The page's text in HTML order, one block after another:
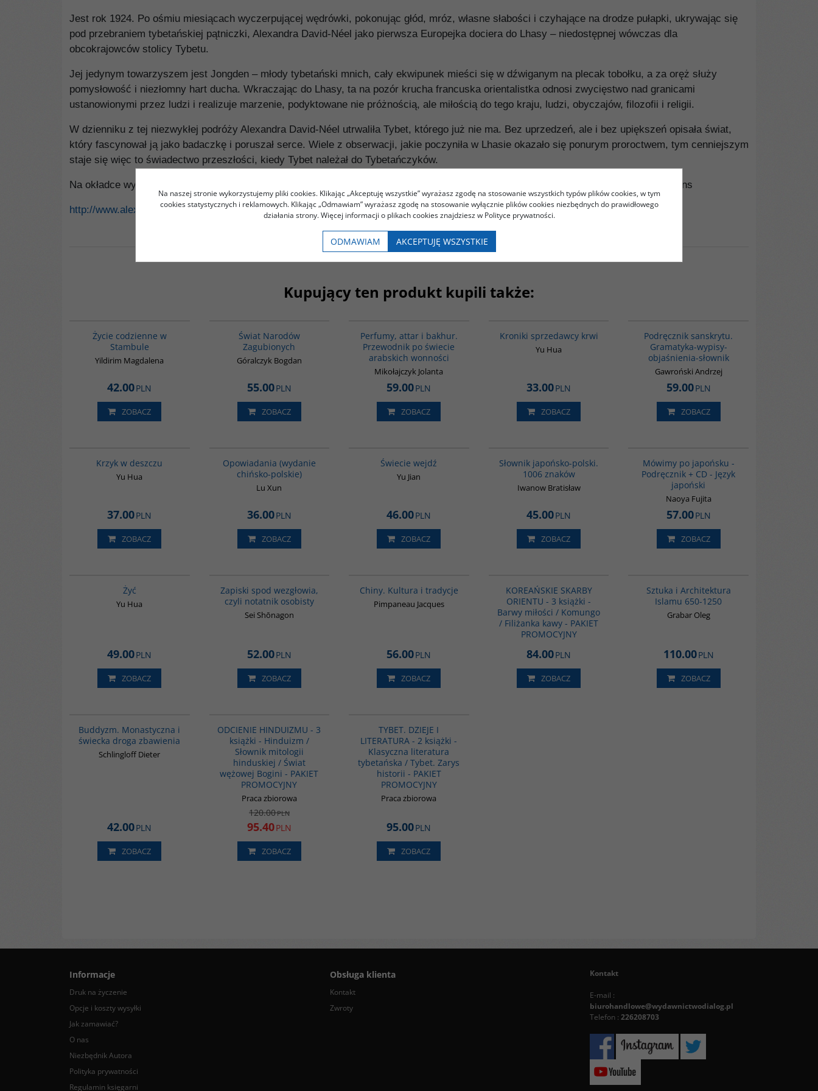
Jest rok 1924. Po ośmiu miesiącach wyczerpującej wędrówki, pokonując głód, mróz, własne słabości i czyhające na drodze pułapki, ukrywając się
pod przebraniem tybetańskiej pątniczki, Alexandra David-Néel jako pierwsza Europejka dociera do Lhasy – niedostępnej wówczas dla
obcokrajowców stolicy Tybetu.
Jej jedynym towarzyszem jest Jongden – młody tybetański mnich, cały ekwipunek mieści się w dźwiganym na plecak tobołku, a za oręż służy
pomysłowość i niezłomny hart ducha. Wkraczając do Lhasy, ta na pozór krucha francuska orientalistka odnosi zwycięstwo nad granicami
ustanowionymi przez ludzi i realizuje marzenie, podyktowane nie próżnością, ale miłością do tego kraju, ludzi, obyczajów, filozofii i religii.
W dzienniku z tej niezwykłej podróży Alexandra David-Néel utrwaliła Tybet, którego już nie ma. Bez uprzedzeń, ale i bez upiększeń opisała świat,
który fascynował ją jako badaczkę i poruszał serce. Wiele z obserwacji, jakie poczyniła w Lhasie okazało się ponurym proroctwem, tym cenniejszym
staje się więc to świadectwo przeszłości, kiedy Tybet należał do Tybetańczyków.
Na okładce wykorzystano zdjęcie ze zbiorów Autorki, dzięki uprzejmości Archives Maison Alexandra David-Néel/Ville de Digne-les-Bains
http://www.alexandra-david-neel.org
Kupujący ten produkt kupili także:
Życie codzienne w
Stambule
Yildirim Magdalena
42.00PLN
ZOBACZ
Świat Narodów
Zagubionych
Góralczyk Bogdan
55.00PLN
ZOBACZ
Perfumy, attar i bakhur.
Przewodnik po świecie
arabskich wonności
Mikołajczyk Jolanta
59.00PLN
ZOBACZ
Kroniki sprzedawcy krwi
Yu Hua
33.00PLN
ZOBACZ
Podręcznik sanskrytu.
Gramatyka-wypisy-
objaśnienia-słownik
Gawroński Andrzej
59.00PLN
ZOBACZ
Krzyk w deszczu
Yu Hua
37.00PLN
ZOBACZ
Opowiadania (wydanie
chińsko-polskie)
Lu Xun
36.00PLN
ZOBACZ
Świecie wejdź
Yu Jian
46.00PLN
ZOBACZ
Słownik japońsko-polski.
1006 znaków
Iwanow Bratisław
45.00PLN
ZOBACZ
Mówimy po japońsku -
Podręcznik + CD - Język
japoński
Naoya Fujita
57.00PLN
ZOBACZ
Żyć
Yu Hua
49.00PLN
ZOBACZ
Zapiski spod wezgłowia,
czyli notatnik osobisty
Sei Shōnagon
52.00PLN
ZOBACZ
Chiny. Kultura i tradycje
Pimpaneau Jacques
56.00PLN
ZOBACZ
KOREAŃSKIE SKARBY
ORIENTU - 3 książki -
Barwy miłości / Komungo
/ Filiżanka kawy - PAKIET
PROMOCYJNY
84.00PLN
ZOBACZ
Sztuka i Architektura
Islamu 650-1250
Grabar Oleg
110.00PLN
ZOBACZ
Buddyzm. Monastyczna i
świecka droga zbawienia
Schlingloff Dieter
42.00PLN
ZOBACZ
ODCIENIE HINDUIZMU - 3
książki - Hinduizm /
Słownik mitologii
hinduskiej / Świat
wężowej Bogini - PAKIET
PROMOCYJNY
Praca zbiorowa
120.00PLN
95.40PLN
ZOBACZ
TYBET. DZIEJE I
LITERATURA - 2 książki -
Klasyczna literatura
tybetańska / Tybet. Zarys
historii - PAKIET
PROMOCYJNY
Praca zbiorowa
95.00PLN
ZOBACZ
Informacje
Druk na życzenie
Opcje i koszty wysyłki
Jak zamawiać?
O nas
Niezbędnik Autora
Polityka prywatności
Regulamin księgarni
Obsługa klienta
Kontakt
Zwroty
Kontakt
E-mail :
biurohandlowe@wydawnictwodialog.pl
Telefon : 226208703
Na naszej stronie wykorzystujemy pliki cookies. Klikając „Akceptuję wszystkie” wyrażasz zgodę na stosowanie wszystkich typów plików cookies, w tym
cookies statystycznych i reklamowych. Klikając „Odmawiam” wyrażasz zgodę na stosowanie wyłącznie plików cookies niezbędnych do prawidłowego
działania strony. Więcej informacji o plikach cookies znajdziesz w Polityce prywatności.
ODMAWIAM AKCEPTUJĘ WSZYSTKIE